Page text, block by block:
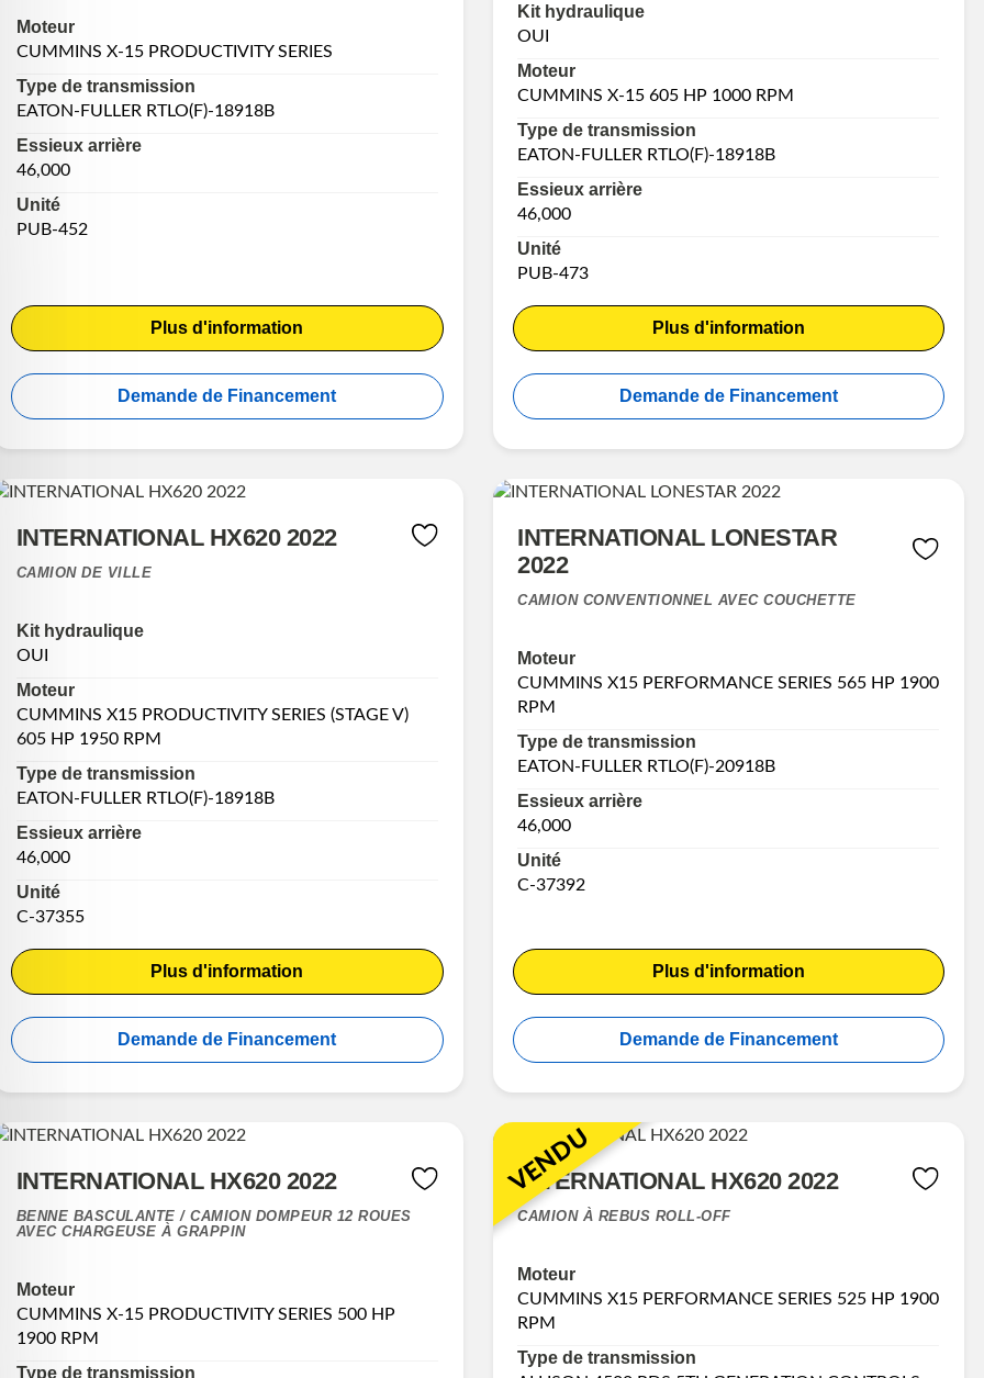
Moteur
CUMMINS X-15 PRODUCTIVITY SERIES
Type de transmission
EATON-FULLER RTLO(F)-18918B
Essieux arrière
46,000
Unité
PUB-452
Plus d'information
Demande de Financement
Kit hydraulique
OUI
Moteur
CUMMINS X-15 605 HP 1000 RPM
Type de transmission
EATON-FULLER RTLO(F)-18918B
Essieux arrière
46,000
Unité
PUB-473
Plus d'information
Demande de Financement
INTERNATIONAL HX620 2022
CAMION DE VILLE
Kit hydraulique
OUI
Moteur
CUMMINS X15 PRODUCTIVITY SERIES (STAGE V)
605 HP 1950 RPM
Type de transmission
EATON-FULLER RTLO(F)-18918B
Essieux arrière
46,000
Unité
C-37355
Plus d'information
Demande de Financement
INTERNATIONAL LONESTAR
2022
CAMION CONVENTIONNEL AVEC COUCHETTE
Moteur
CUMMINS X15 PERFORMANCE SERIES 565 HP 1900
RPM
Type de transmission
EATON-FULLER RTLO(F)-20918B
Essieux arrière
46,000
Unité
C-37392
Plus d'information
Demande de Financement
INTERNATIONAL HX620 2022
BENNE BASCULANTE / CAMION DOMPEUR 12 ROUES
AVEC CHARGEUSE À GRAPPIN
Moteur
CUMMINS X-15 PRODUCTIVITY SERIES 500 HP
1900 RPM
Type de transmission
VENDU
INTERNATIONAL HX620 2022
CAMION À REBUS ROLL-OFF
Moteur
CUMMINS X15 PERFORMANCE SERIES 525 HP 1900
RPM
Type de transmission